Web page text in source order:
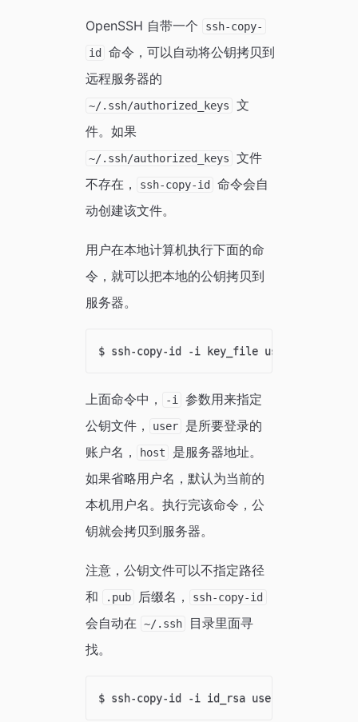
OpenSSH 自带一个 ssh-copy-
id
命令，可以自动将公钥拷贝到
远程服务器的
~/.ssh/authorized_keys
文
件。如果
~/.ssh/authorized_keys
文件
不存在，
ssh-copy-id
命令会自
动创建该文件。
用户在本地计算机执行下面的命
令，就可以把本地的公钥拷贝到
服务器。
上面命令中， -i
参数用来指定
公钥文件，
user
是所要登录的
账户名，
host
是服务器地址。
如果省略用户名，默认为当前的
本机用户名。执行完该命令，公
钥就会拷贝到服务器。
注意，公钥文件可以不指定路径
和
.pub 后缀名， ssh-copy-id
会自动在 ~/.ssh
目录里面寻
找。